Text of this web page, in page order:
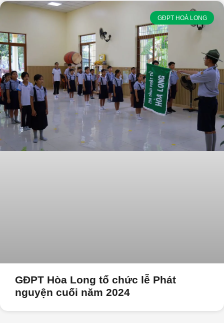
GĐPT HOÀ LONG
GĐPT Hòa Long tổ chức lễ Phát
nguyện cuối năm 2024